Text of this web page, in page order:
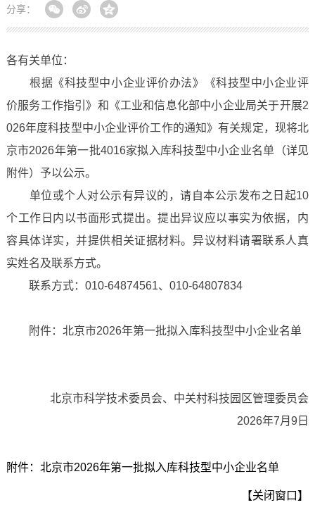
分享：
各有关单位：
根据《科技型中小企业评价办法》《科技型中小企业评
价服务工作指引》和《工业和信息化部中小企业局关于开展2
026年度科技型中小企业评价工作的通知》有关规定，现将北
京市2026年第一批4016家拟入库科技型中小企业名单（详见
附件）予以公示。
单位或个人对公示有异议的，请自本公示发布之日起10
个工作日内以书面形式提出。提出异议应以事实为依据，内
容具体详实，并提供相关证据材料。异议材料请署联系人真
实姓名及联系方式。
联系方式：010-64874561、010-64807834
附件：北京市2026年第一批拟入库科技型中小企业名单
北京市科学技术委员会、中关村科技园区管理委员会
2026年7月9日
附件：北京市2026年第一批拟入库科技型中小企业名单
【关闭窗口】